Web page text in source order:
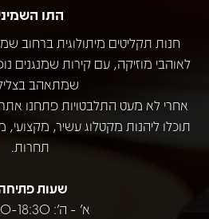
התו
לאוהבי מוזיקה, עם קירות שמנגנים
שמתאהב
אחרי לא מעט התלבטויות פתחנו
תוכלו ליהנות מקטלוג עשיר, מקצועי,
תחרות.
שעות
א' - ה': 10:00-18:30